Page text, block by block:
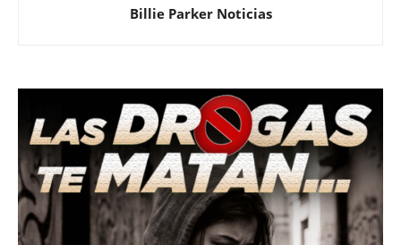
Billie Parker Noticias